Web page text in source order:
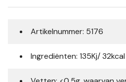
Artikelnummer: 5176
Ingrediënten: 135Kj/ 32kcal